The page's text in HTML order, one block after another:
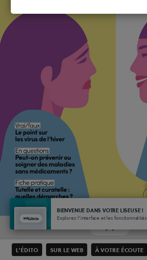
BIENVENUE DANS VOTRE LISEUSE !
Explorez l'interface et les fonctionnalités
L’ÉDITO SUR LE WEB À VOTRE ÉCOUTE